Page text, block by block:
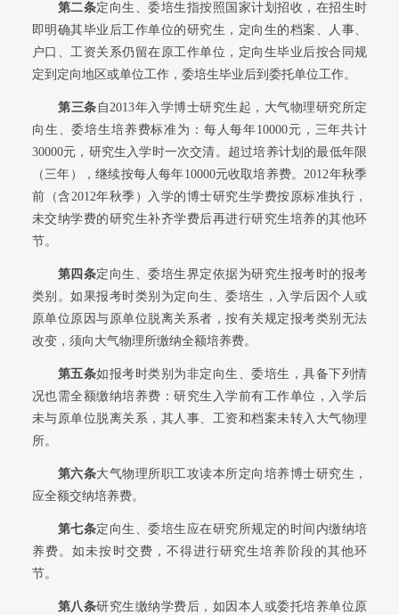
第二条定向生、委培生指按照国家计划招收，在招生时
即明确其毕业后工作单位的研究生，定向生的档案、人事、
户口、工资关系仍留在原工作单位，定向生毕业后按合同规
定到定向地区或单位工作，委培生毕业后到委托单位工作。
第三条 自2013年入学博士研究生起，大气物理研究所定
向生、委培生培养费标准为：每人每年10000元，三年共计
30000元，研究生入学时一次交清。超过培养计划的最低年限
（三年），继续按每人每年10000元收取培养费。2012年秋季
前（含2012年秋季）入学的博士研究生学费按原标准执行，
未交纳学费的研究生补齐学费后再进行研究生培养的其他环
节。
第四条定向生、委培生界定依据为研究生报考时的报考
类别。如果报考时类别为定向生、委培生，入学后因个人或
原单位原因与原单位脱离关系者，按有关规定报考类别无法
改变，须向大气物理所缴纳全额培养费。
第五条如报考时类别为非定向生、委培生，具备下列情
况也需全额缴纳培养费：研究生入学前有工作单位，入学后
未与原单位脱离关系，其人事、工资和档案未转入大气物理
所。
第六条大气物理所职工攻读本所定向培养博士研究生，
应全额交纳培养费。
第七条定向生、委培生应在研究所规定的时间内缴纳培
养费。如未按时交费，不得进行研究生培养阶段的其他环
节。
第八条研究生缴纳学费后，如因本人或委托培养单位原